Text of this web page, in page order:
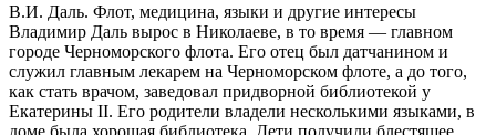
В.И. Даль. Флот, медицина, языки и другие интересы
Владимир Даль вырос в Николаеве, в то время — главном
городе Черноморского флота. Его отец был датчанином и
служил главным лекарем на Черноморском флоте, а до того,
как стать врачом, заведовал придворной библиотекой у
Екатерины II. Его родители владели несколькими языками, в
доме была хорошая библиотека. Дети получили блестящее